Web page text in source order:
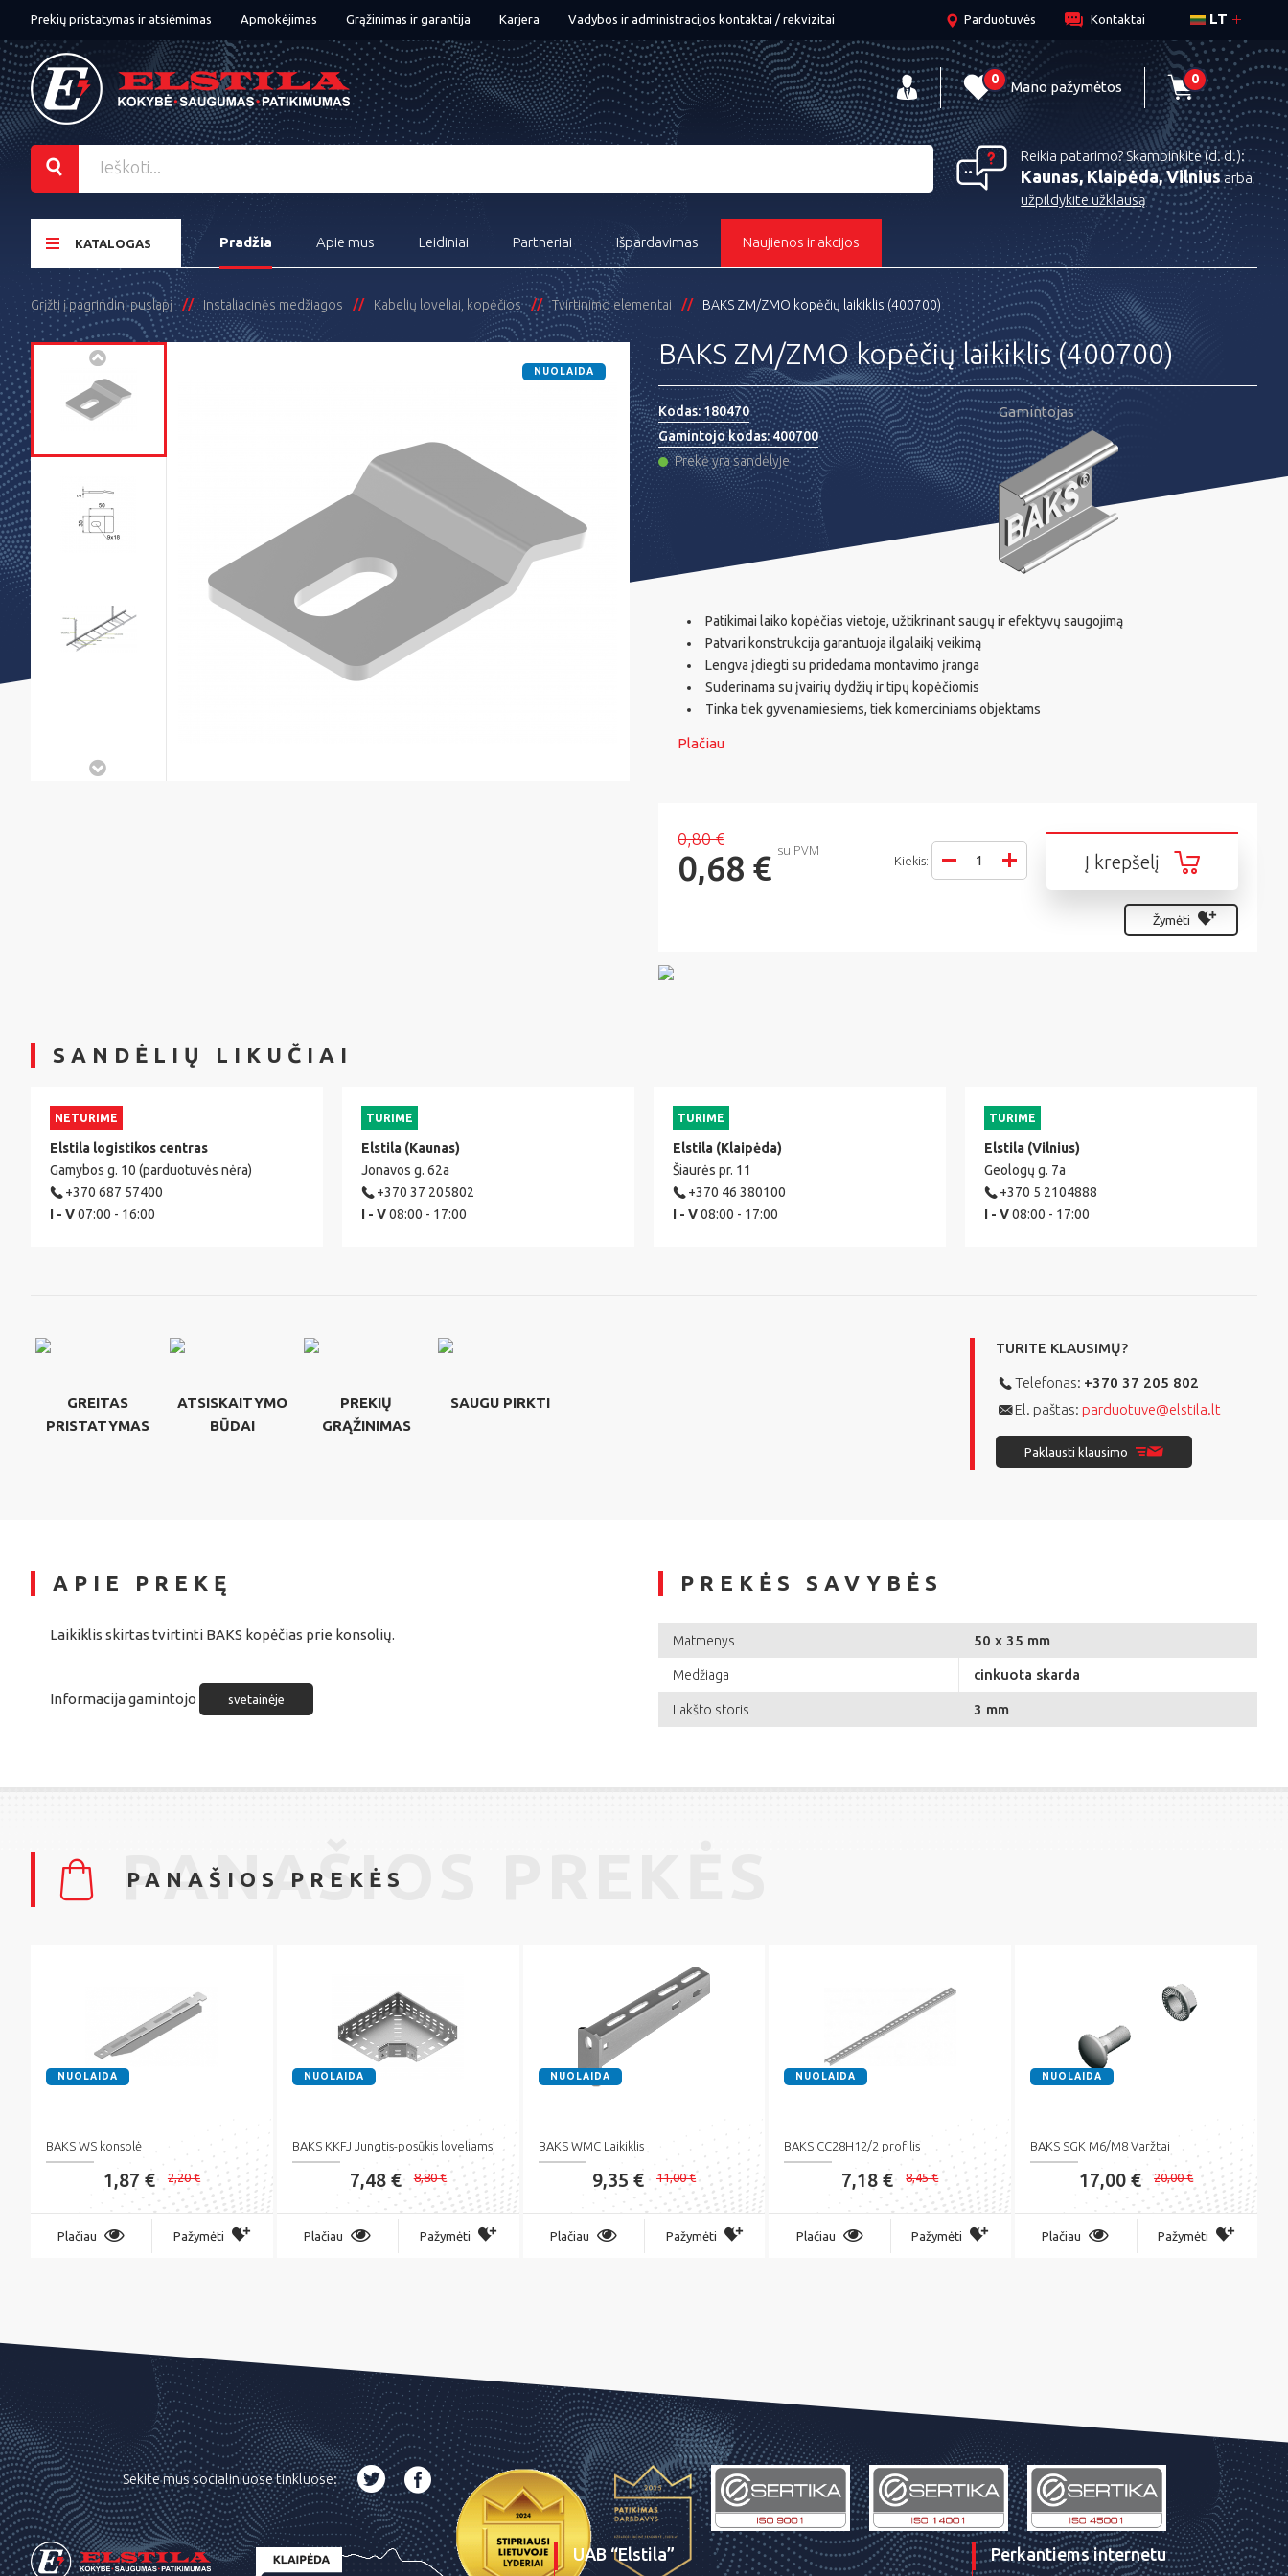
Prekių pristatymas ir atsiėmimas Apmokėjimas Grąžinimas ir garantija Karjera Vadybos ir administracijos kontaktai / rekvizitai LT
Parduotuvės Kontaktai
0 Mano pažymėtos 0
Reikia patarimo? Skambinkite (d. d.):
Kaunas, Klaipėda, Vilniusarba
užpildykite užklausą
KATALOGAS Pradžia Apie mus Leidiniai Partneriai Išpardavimas Naujienos ir akcijos
Grįžti į pagrindinį puslapį Instaliacinės medžiagos Kabelių loveliai, kopėčios Tvirtinimo elementai BAKS ZM/ZMO kopėčių laikiklis (400700)
NUOLAIDA
BAKS ZM/ZMO kopėčių laikiklis (400700)
Kodas:180470
Gamintojo kodas:400700
Prekė yra sandėlyje
Gamintojas
Patikimai laiko kopėčias vietoje, užtikrinant saugų ir efektyvų saugojimą
Patvari konstrukcija garantuoja ilgalaikį veikimą
Lengva įdiegti su pridedama montavimo įranga
Suderinama su įvairių dydžių ir tipų kopėčiomis
Tinka tiek gyvenamiesiems, tiek komerciniams objektams
Plačiau
0,80 €
0,68 € su PVM
Į krepšelį
Kiekis:
Žymėti
SANDĖLIŲ LIKUČIAI
NETURIME
Elstila logistikos centras
Gamybos g. 10 (parduotuvės nėra)
+370 687 57400
I - V07:00 - 16:00
TURIME
Elstila (Kaunas)
Jonavos g. 62a
+370 37 205802
I - V08:00 - 17:00
TURIME
Elstila (Klaipėda)
Šiaurės pr. 11
+370 46 380100
I - V08:00 - 17:00
TURIME
Elstila (Vilnius)
Geologų g. 7a
+370 5 2104888
I - V08:00 - 17:00
GREITAS
PRISTATYMAS
ATSISKAITYMO
BŪDAI
PREKIŲ
GRĄŽINIMAS
SAUGU PIRKTI
TURITE KLAUSIMŲ?
Telefonas: +370 37 205 802
El. paštas: parduotuve@elstila.lt
Paklausti klausimo
APIE PREKĘ
Laikiklis skirtas tvirtinti BAKS kopėčias prie konsolių.
Informacija gamintojo svetainėje
PREKĖS SAVYBĖS
Matmenys 50 x 35 mm
Medžiaga cinkuota skarda
Lakšto storis 3 mm
PANAŠIOS PREKĖS
PANAŠIOS PREKĖS
NUOLAIDA
BAKS WS konsolė
1,87 € 2,20 €
Plačiau Pažymėti
NUOLAIDA
BAKS KKFJ Jungtis-posūkis loveliams
7,48 € 8,80 €
Plačiau Pažymėti
NUOLAIDA
BAKS WMC Laikiklis
9,35 € 11,00 €
Plačiau Pažymėti
NUOLAIDA
BAKS CC28H12/2 profilis
7,18 € 8,45 €
Plačiau Pažymėti
NUOLAIDA
BAKS SGK M6/M8 Varžtai
17,00 € 20,00 €
Plačiau Pažymėti
Sekite mus socialiniuose tinkluose:
UAB “Elstila” Perkantiems internetu